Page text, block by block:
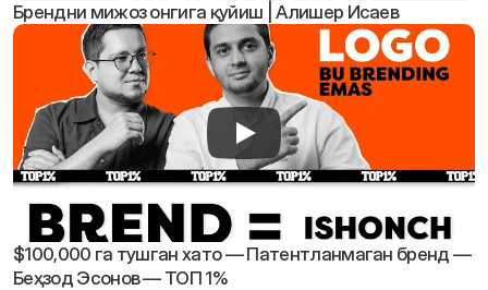
Брендни мижоз онгига қуйиш | Алишер Исаев
$100,000 га тушган хато — Патентланмаган бренд —
Беҳзод Эсонов — ТОП 1%